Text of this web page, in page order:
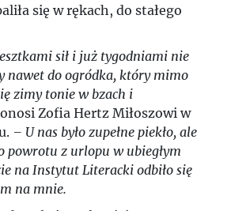
się w rękach, do stałego
sił i już tygodniami nie
nawet do ogródka, który mimo
zimy tonie w bzach i
Zofia Hertz Miłoszowi w
– U nas było zupełne piekło, ale
powrotu z urlopu w ubiegłym
na Instytut Literacki odbiło się
na mnie.